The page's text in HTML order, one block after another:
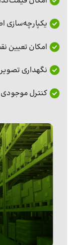
یکپارچه‌سازی
امکان تعیین
نگهداری تصویر
کنترل موجودی